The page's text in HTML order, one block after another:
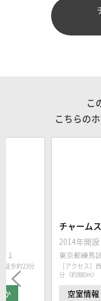
こ
こちらの
１
徒歩約23分
か
チャーム
2014年開設
東京都練馬
［アクセス］
分（約880m）
空室情報